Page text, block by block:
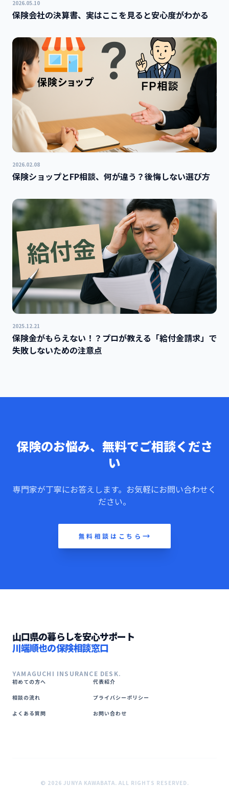
2026.05.10
保険会社の決算書、実はここを見ると安心度がわかる
2026.02.08
保険ショップとFP相談、何が違う？後悔しない選び方
2025.12.21
保険金がもらえない！？プロが教える「給付金請求」で
失敗しないための注意点
保険のお悩み、無料でご相談くださ
い
専門家が丁寧にお答えします。お気軽にお問い合わせく
ださい。
無料相談はこちら
山口県の暮らしを安心サポート
川端順也の保険相談窓口
YAMAGUCHI INSURANCE DESK.
初めての方へ
相談の流れ
よくある質問
代表紹介
プライバシーポリシー
お問い合わせ
© 2026 JUNYA KAWABATA. ALL RIGHTS RESERVED.